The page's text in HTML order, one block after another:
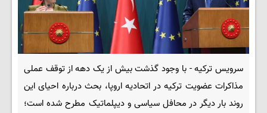
سرویس ترکیه - با وجود گذشت بیش از یک دهه از توقف عملی
مذاکرات عضویت ترکیه در اتحادیه اروپا، بحث درباره احیای این
روند بار دیگر در محافل سیاسی و دیپلماتیک مطرح شده است؛